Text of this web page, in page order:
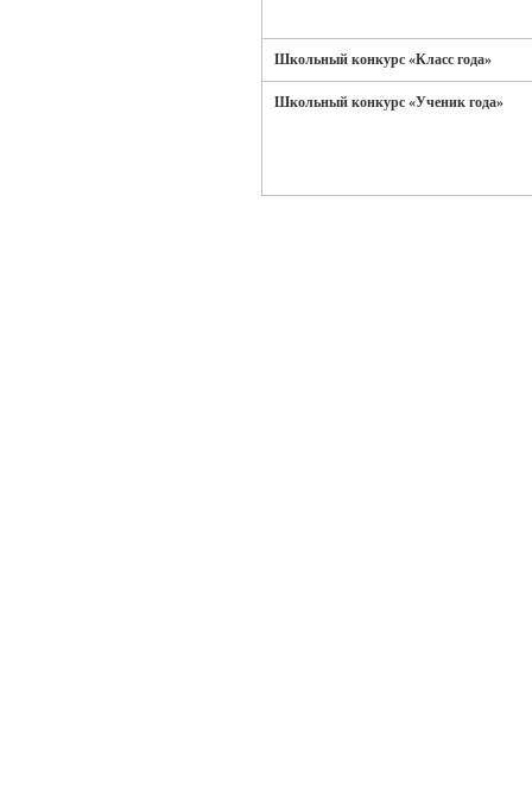
Школьный конкурс «Класс года»
Школьный конкурс «Ученик года»